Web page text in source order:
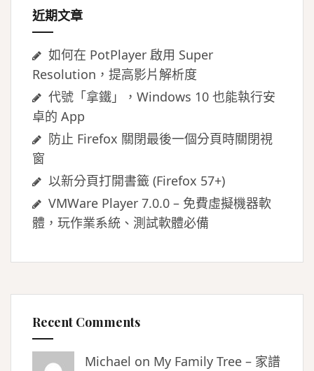
近期文章
如何在 PotPlayer 啟用 Super
Resolution，提高影片解析度
代號「拿鐵」，Windows 10 也能執行安
卓的 App
防止 Firefox 關閉最後一個分頁時關閉視
窗
以新分頁打開書籤 (Firefox 57+)
VMWare Player 7.0.0 – 免費虛擬機器軟
體，玩作業系統、測試軟體必備
Recent Comments
Michael on My Family Tree – 家譜